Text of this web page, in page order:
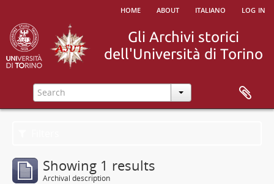
home about italiano log in
Showing 1 results
Archival description